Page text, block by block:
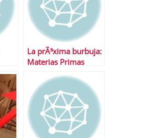
La prÃ³xima burbuja:
Materias Primas